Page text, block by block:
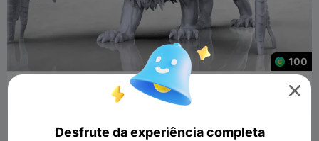
100
Manticore - Miniatura de mesa

Desfrute da experiência completa